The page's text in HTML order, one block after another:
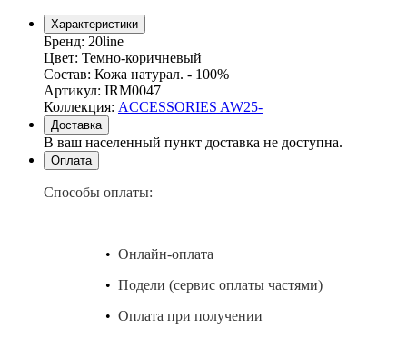
Характеристики
Бренд: 20line
Цвет: Темно-коричневый
Состав: Кожа натурал. - 100%
Артикул: IRM0047
Коллекция: ACCESSORIES AW25-
Доставка
В ваш населенный пункт доставка не доступна.
Оплата
Способы оплаты:
• Онлайн-оплата
• Подели (сервис оплаты частями)
• Оплата при получении